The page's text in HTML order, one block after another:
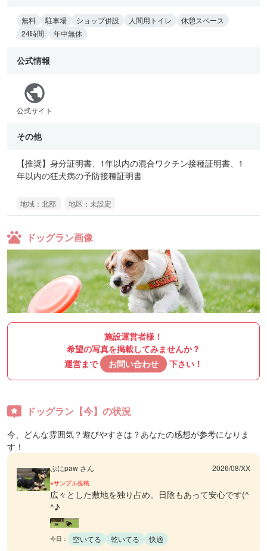
無料 駐車場 ショップ併設 人間用トイレ
休憩スペース
24時間
年中無休
公式情報
公式サイト
その他
【推奨】身分証明書、1年以内の混合ワクチン接種証明書、1
年以内の狂犬病の予防接種証明書
地域：北部 地区：未設定
ドッグラン画像
施設運営者様！
希望の写真を掲載してみませんか？
運営まで
お問い合わせ 下さい！
ドッグラン【今】の状況
今、どんな雰囲気？遊びやすさは？あなたの感想が参考になりま
す！
ぷにpaw さん 2026/08/XX
※サンプル投稿
広々とした敷地を独り占め。日陰もあって安心です(^
^♪
今日： 空いてる 乾いてる 快適